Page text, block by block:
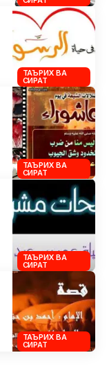
ТАЪРИХ ВА
СИРАТ
ТАЪРИХ ВА
СИРАТ
ТАЪРИХ ВА
СИРАТ
ТАЪРИХ ВА
СИРАТ